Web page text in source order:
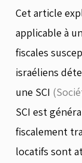
Cet article
applicable à
fiscales
israéliens
une SCI
SCI est
fiscalement
locatifs sont